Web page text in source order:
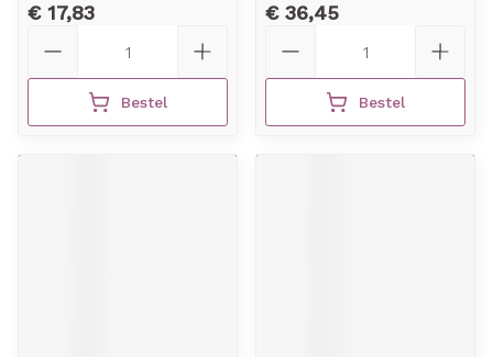
€ 17,83
Bestel
€ 36,45
Bestel